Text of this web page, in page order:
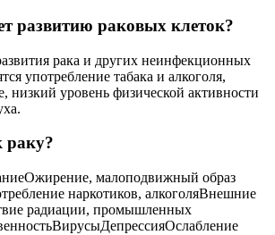
развитию раковых клеток?
рака и других неинфекционных
употребление табака и алкоголя,
низкий уровень физической активности
раку?
малоподвижный образ
наркотиков, алкоголяВнешние
радиации, промышленных